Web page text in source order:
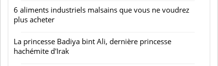
6 aliments industriels malsains que vous ne voudrez
plus acheter
La princesse Badiya bint Ali, dernière princesse
hachémite d'Irak